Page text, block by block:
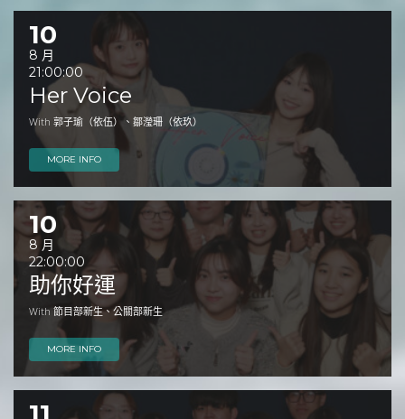
10
8 月
21:00:00
Her Voice
With 郭子瑜（依伍）、鄒瀅珊（依玖）
MORE INFO
10
8 月
22:00:00
助你好運
With 節目部新生、公關部新生
MORE INFO